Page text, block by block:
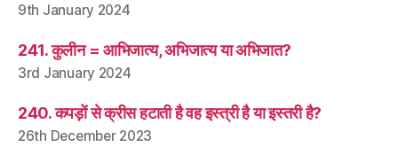
9th January 2024
241. कुलीन = आभिजात्य, अभिजात्य या अभिजात?
3rd January 2024
240. कपड़ों से क्रीस हटाती है वह इस्त्री है या इस्तरी है?
26th December 2023